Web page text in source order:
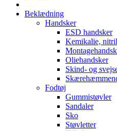
Beklædning
Handsker
ESD handsker
Kemikalie,
Oliehandsker
Skind- og
Fodtøj
Gummistøvler
Sandaler
Sko
Støvletter